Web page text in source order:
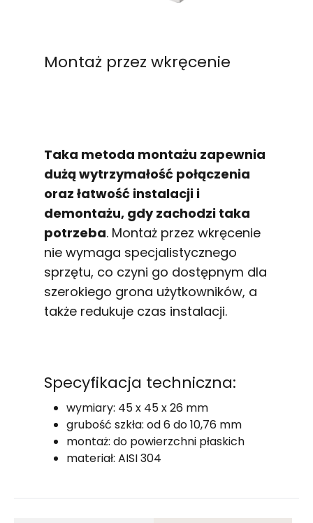
Montaż przez wkręcenie
Taka metoda montażu zapewnia
dużą wytrzymałość połączenia
oraz łatwość instalacji i
demontażu, gdy zachodzi taka
potrzeba. Montaż przez wkręcenie
nie wymaga specjalistycznego
sprzętu, co czyni go dostępnym dla
szerokiego grona użytkowników, a
także redukuje czas instalacji.
Specyfikacja techniczna:
wymiary: 45 x 45 x 26 mm
grubość szkła: od 6 do 10,76 mm
montaż: do powierzchni płaskich
materiał: AISI 304